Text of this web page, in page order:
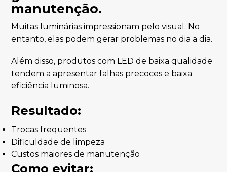
Muitas luminárias impressionam pelo visual. No
entanto, elas podem gerar problemas no dia a dia.
Além disso, produtos com LED de baixa qualidade
tendem a apresentar falhas precoces e baixa
eficiência luminosa.
Resultado:
Trocas frequentes
Dificuldade de limpeza
Custos maiores de manutenção
Como evitar: